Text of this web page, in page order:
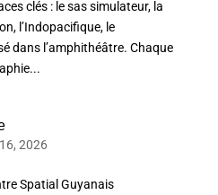
clés : le sas simulateur, la
l’Indopacifique, le
dans l’amphithéâtre. Chaque
2026
Spatial Guyanais